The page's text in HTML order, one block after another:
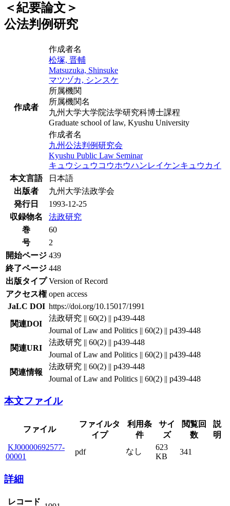
＜紀要論文＞
公法判例研究
作成者
作成者名
松塚, 晋輔
Matsuzuka, Shinsuke
マツヅカ, シンスケ
所属機関
所属機関名
九州大学大学院法学研究科博士課程
Graduate school of law, Kyushu University
作成者名
九州公法判例研究会
Kyushu Public Law Seminar
キュウシュウコウホウハンレイケンキュウカイ
本文言語
日本語
出版者
九州大学法政学会
発行日
1993-12-25
収録物名
法政研究
巻
60
号
2
開始ページ 439
終了ページ 448
出版タイプ Version of Record
アクセス権 open access
JaLC DOI https://doi.org/10.15017/1991
関連DOI
法政研究 || 60(2) || p439-448
Journal of Law and Politics || 60(2) || p439-448
関連URI
法政研究 || 60(2) || p439-448
Journal of Law and Politics || 60(2) || p439-448
関連情報
法政研究 || 60(2) || p439-448
Journal of Law and Politics || 60(2) || p439-448
本文ファイル
ファイル
ファイルタ
イプ
利用条
件
サイ
ズ
閲覧回
数
説
明
KJ00000692577-
00001
pdf なし
623
KB
341
詳細
レコード